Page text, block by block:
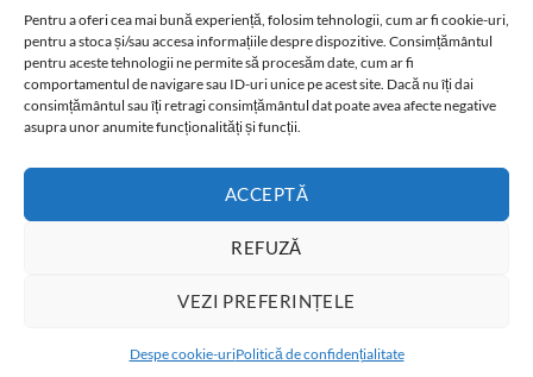
Pentru a oferi cea mai bună experiență, folosim tehnologii, cum ar fi cookie-uri,
pentru a stoca și/sau accesa informațiile despre dispozitive. Consimțământul
pentru aceste tehnologii ne permite să procesăm date, cum ar fi
comportamentul de navigare sau ID-uri unice pe acest site. Dacă nu îți dai
consimțământul sau îți retragi consimțământul dat poate avea afecte negative
asupra unor anumite funcționalități și funcții.
ACCEPTĂ
REFUZĂ
VEZI PREFERINȚELE
Despe cookie-uriPolitică de confidențialitate
Informatii legale:
Magazin virtual cu produse ezoterice, cristale, talismane, amulete,
Copyright 2026 ©www.ezo-shop.com